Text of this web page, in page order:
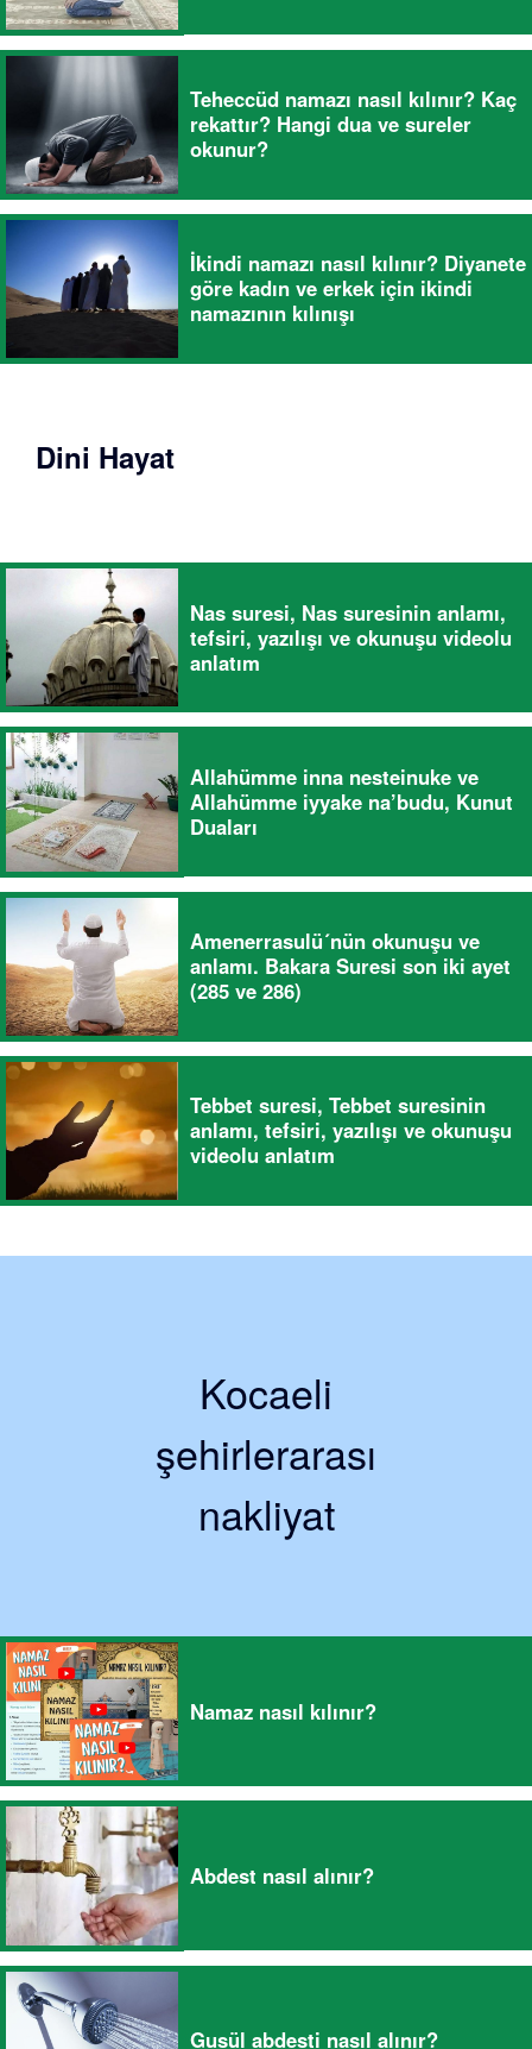
Teheccüd namazı nasıl kılınır? Kaç
rekattır? Hangi dua ve sureler
okunur?
İkindi namazı nasıl kılınır? Diyanete
göre kadın ve erkek için ikindi
namazının kılınışı
Dini Hayat
Nas suresi, Nas suresinin anlamı,
tefsiri, yazılışı ve okunuşu videolu
anlatım
Allahümme inna nesteinuke ve
Allahümme iyyake na’budu, Kunut
Duaları
Amenerrasulü´nün okunuşu ve
anlamı. Bakara Suresi son iki ayet
(285 ve 286)
Tebbet suresi, Tebbet suresinin
anlamı, tefsiri, yazılışı ve okunuşu
videolu anlatım
Kocaeli
şehirlerarası
nakliyat
Namaz nasıl kılınır?
Abdest nasıl alınır?
Gusül abdesti nasıl alınır?